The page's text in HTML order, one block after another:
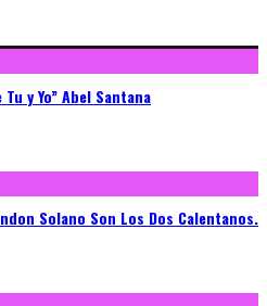
y Yo” Abel Santana
Solano Son Los Dos Calentanos.